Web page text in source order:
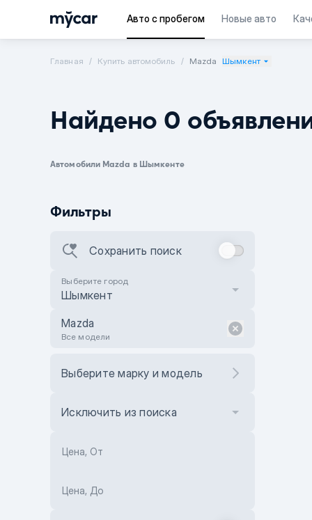
Авто с пробегом Новые авто
Главная Купить автомобиль Mazda Шымкент
Найдено 0
Автомобили Mazda в Шымкенте
Фильтры
Сохранить поиск
Выберите город
Шымкент
Mazda
Все модели
Выберите марку и модель
Исключить из поиска
Цена, От
Цена, До